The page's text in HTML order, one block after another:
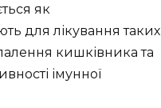
як
для лікування таких
кишківника та
імунної